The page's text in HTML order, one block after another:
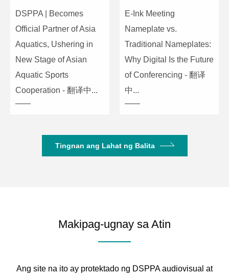
DSPPA | Becomes
Official Partner of Asia
Aquatics, Ushering in
New Stage of Asian
Aquatic Sports
Cooperation - 翻译中...
E-Ink Meeting
Nameplate vs.
Traditional Nameplates:
Why Digital Is the Future
of Conferencing - 翻译
中...
Tingnan ang Lahat ng Balita
Makipag-ugnay sa Atin
Ang site na ito ay protektado ng DSPPA audiovisual at